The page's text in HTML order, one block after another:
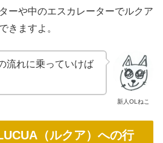
ーや中のエスカレーターでルクア
きますよ。
新人OLねこ
流れに乗っていけば
（ルクア）への行